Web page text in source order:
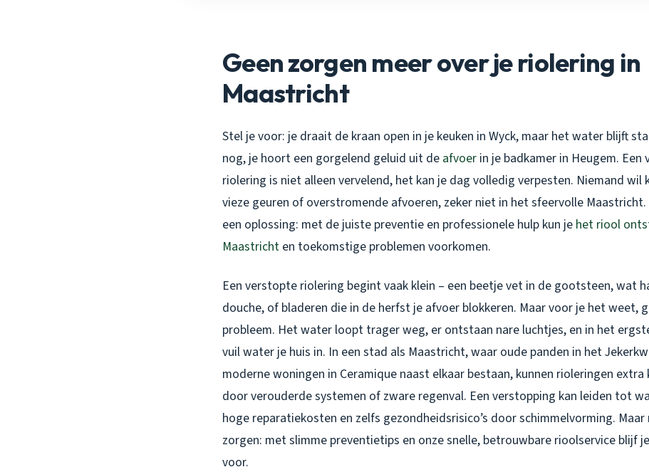
Geen zorgen meer over je riolering in
Maastricht
Stel je voor: je draait de kraan open in je keuken in Wyck, maar het water blijft
nog, je hoort een gorgelend geluid uit de afvoer in je badkamer in Heugem.
riolering is niet alleen vervelend, het kan je dag volledig verpesten. Niemand wil
vieze geuren of overstromende afvoeren, zeker niet in het sfeervolle Maastricht.
een oplossing: met de juiste preventie en professionele hulp kun je het riool
Maastricht en toekomstige problemen voorkomen.
Een verstopte riolering begint vaak klein – een beetje vet in de gootsteen, wat
douche, of bladeren die in de herfst je afvoer blokkeren. Maar voor je het weet,
probleem. Het water loopt trager weg, er ontstaan nare luchtjes, en in het
vuil water je huis in. In een stad als Maastricht, waar oude panden in het
moderne woningen in Ceramique naast elkaar bestaan, kunnen rioleringen extra
door verouderde systemen of zware regenval. Een verstopping kan leiden tot
hoge reparatiekosten en zelfs gezondheidsrisico’s door schimmelvorming. Maar
zorgen: met slimme preventietips en onze snelle, betrouwbare rioolservice blijf
voor.